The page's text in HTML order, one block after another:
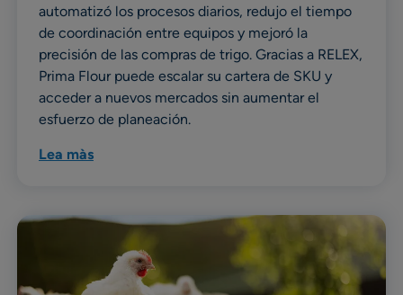
automatizó los procesos diarios, redujo el tiempo
de coordinación entre equipos y mejoró la
precisión de las compras de trigo. Gracias a RELEX,
Prima Flour puede escalar su cartera de SKU y
acceder a nuevos mercados sin aumentar el
esfuerzo de planeación.
Lea màs